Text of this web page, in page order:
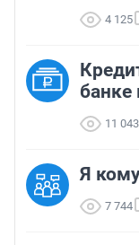
4 125
банке
11 043
Я
7 744